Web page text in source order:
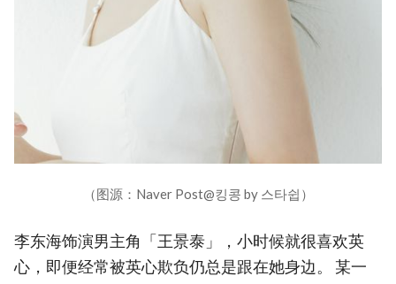
（图源：Naver Post@킹콩 by 스타쉽）
李东海饰演男主角「王景泰」，小时候就很喜欢英
心，即便经常被英心欺负仍总是跟在她身边。 某一